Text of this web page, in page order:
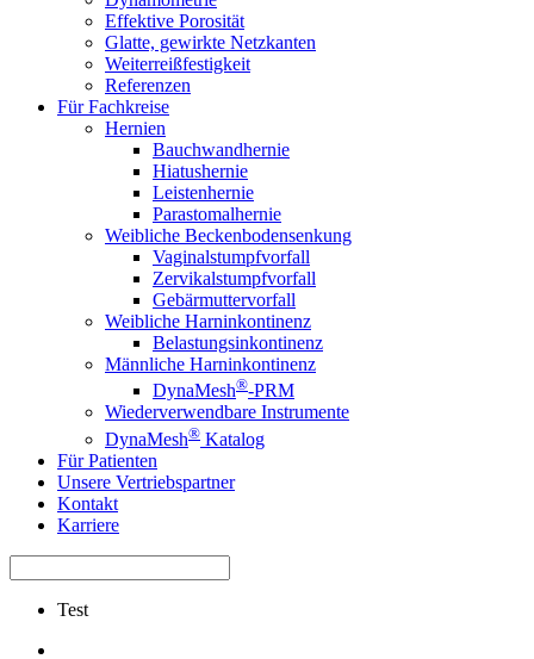
Effektive Porosität
Glatte, gewirkte Netzkanten
Weiterreißfestigkeit
Referenzen
Für Fachkreise
Hernien
Bauchwandhernie
Hiatushernie
Leistenhernie
Parastomalhernie
Weibliche Beckenbodensenkung
Vaginalstumpfvorfall
Zervikalstumpfvorfall
Gebärmuttervorfall
Weibliche Harninkontinenz
Belastungsinkontinenz
Männliche Harninkontinenz
DynaMesh®-PRM
Wiederverwendbare Instrumente
DynaMesh® Katalog
Für Patienten
Unsere Vertriebspartner
Kontakt
Karriere
Test